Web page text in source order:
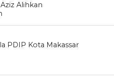
Alihkan
PDIP Kota Makassar